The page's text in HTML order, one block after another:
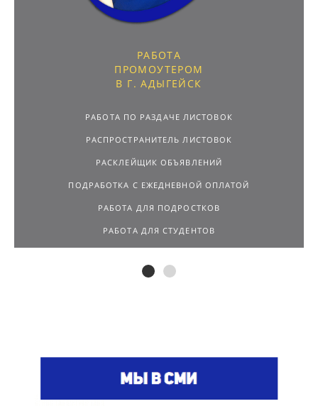
РАБОТА
ПРОМОУТЕРОМ
В Г. АДЫГЕЙСК
РАБОТА ПО РАЗДАЧЕ ЛИСТОВОК
РАСПРОСТРАНИТЕЛЬ ЛИСТОВОК
РАСКЛЕЙЩИК ОБЪЯВЛЕНИЙ
ПОДРАБОТКА С ЕЖЕДНЕВНОЙ ОПЛАТОЙ
РАБОТА ДЛЯ ПОДРОСТКОВ
РАБОТА ДЛЯ СТУДЕНТОВ